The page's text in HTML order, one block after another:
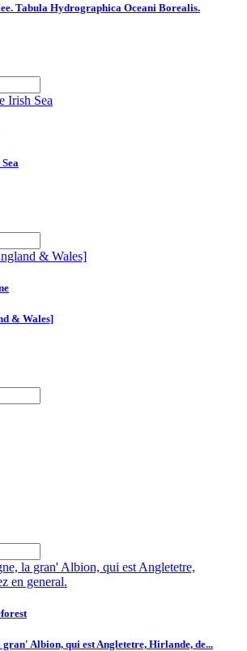
Tabula Hydrographica Oceani Borealis.
& Wales]
gran' Albion, qui est Angletetre, Hirlande, de...